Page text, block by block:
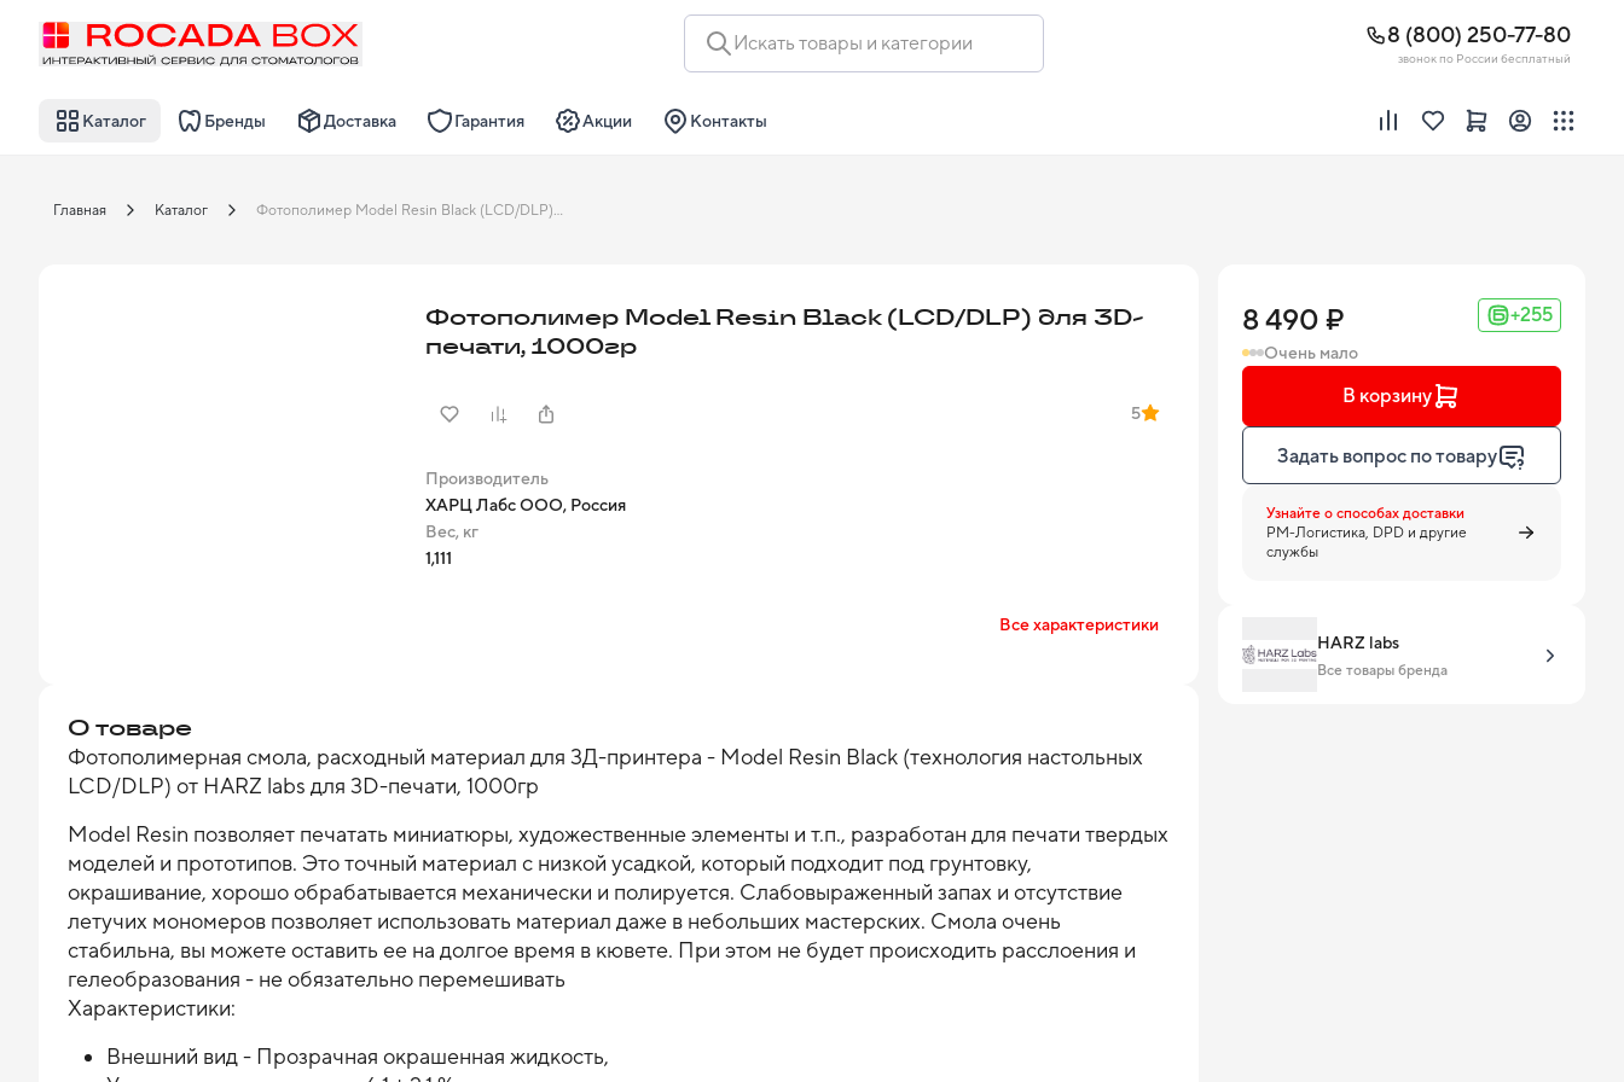
Искать товары и категории 8 (800) 250-77-80
звонок по России бесплатный
Каталог Бренды Доставка Гарантия Акции Контакты
Главная Каталог Фотополимер Model Resin Black (LCD/DLP) для 3D-печати, 1000гр
Фотополимер Model Resin Black (LCD/DLP) для 3D-
печати, 1000гр
5
Производитель
ХАРЦ Лабс ООО, Россия
Вес, кг
1,111
Все характеристики
О товаре
Фотополимерная смола, расходный материал для 3Д-принтера - Model Resin Black (технология настольных
LCD/DLP) от HARZ labs для 3D-печати, 1000гр
Model Resin позволяет печатать миниатюры, художественные элементы и т.п., разработан для печати твердых
моделей и прототипов. Это точный материал с низкой усадкой, который подходит под грунтовку,
окрашивание, хорошо обрабатывается механически и полируется. Слабовыраженный запах и отсутствие
летучих мономеров позволяет использовать материал даже в небольших мастерских. Смола очень
стабильна, вы можете оставить ее на долгое время в кювете. При этом не будет происходить расслоения и
гелеобразования - не обязательно перемешивать
Характеристики:
Внешний вид - Прозрачная окрашенная жидкость,
8 490 ₽ +255
Очень мало
В корзину
Задать вопрос по товару
Узнайте о способах доставки
PM-Логистика, DPD и другие
службы
HARZ labs
Все товары бренда